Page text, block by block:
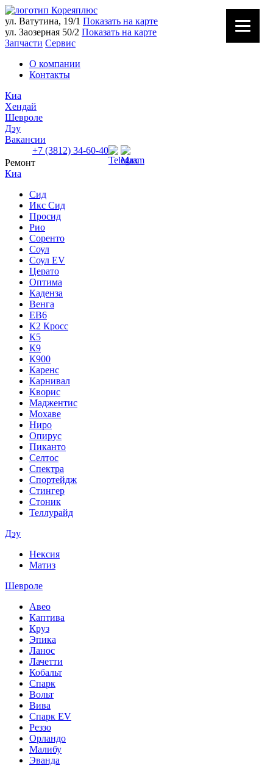
ул. Ватутина, 19/1 Показать на карте
ул. Заозерная 50/2 Показать на карте
Запчасти Сервис
О компании
Контакты
Киа
Хендай
Шевроле
Дэу
Вакансии
+7 (3812) 34-60-40
Ватутина 19/1
Заозерная 50/2
Ремонт
Киа
Сид
Икс Сид
Просид
Рио
Соренто
Соул
Соул EV
Церато
Оптима
Каденза
Венга
ЕВ6
К2 Кросс
К5
К9
К900
Каренс
Карнивал
Кворис
Маджентис
Мохаве
Ниро
Опирус
Пиканто
Селтос
Спектра
Спортейдж
Стингер
Стоник
Теллурайд
Дэу
Нексия
Матиз
Шевроле
Авео
Каптива
Круз
Эпика
Ланос
Лачетти
Кобальт
Спарк
Вольт
Вива
Спарк EV
Реззо
Орландо
Малибу
Эванда